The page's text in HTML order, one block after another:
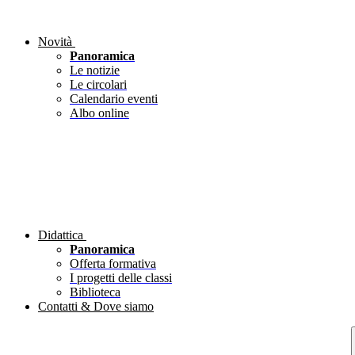
Novità
Panoramica
Le notizie
Le circolari
Calendario eventi
Albo online
Didattica
Panoramica
Offerta formativa
I progetti delle classi
Biblioteca
Contatti & Dove siamo